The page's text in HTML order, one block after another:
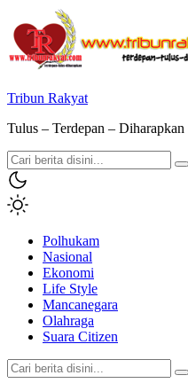
Tribun Rakyat
Tulus – Terdepan – Diharapkan
Polhukam
Nasional
Ekonomi
Life Style
Mancanegara
Olahraga
Suara Citizen